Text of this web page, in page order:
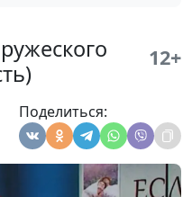
12+
Поделиться:
Виталий Олийник,
руководитель Центра
духовного